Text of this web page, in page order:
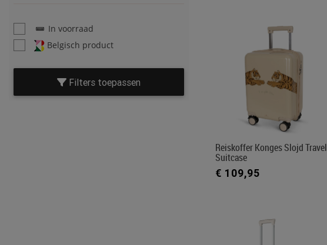
In voorraad
Belgisch product
Filters toepassen
Reiskoffer Konges Slojd Travel
Suitcase
€ 109,95